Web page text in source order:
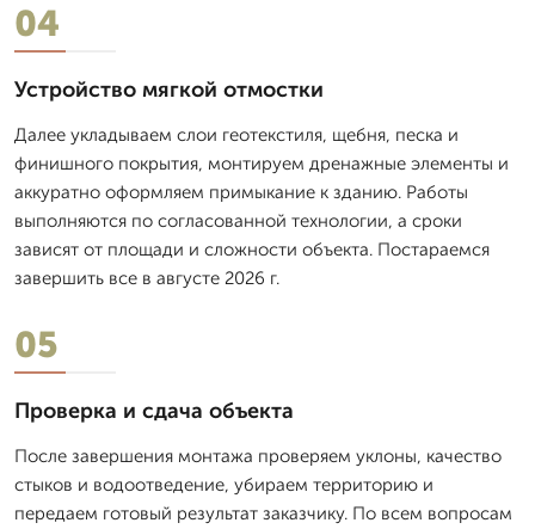
04
Устройство мягкой отмостки
Далее укладываем слои геотекстиля, щебня, песка и
финишного покрытия, монтируем дренажные элементы и
аккуратно оформляем примыкание к зданию. Работы
выполняются по согласованной технологии, а сроки
зависят от площади и сложности объекта. Постараемся
завершить все в августе 2026 г.
05
Проверка и сдача объекта
После завершения монтажа проверяем уклоны, качество
стыков и водоотведение, убираем территорию и
передаем готовый результат заказчику. По всем вопросам